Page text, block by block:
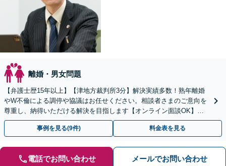
離婚・男女問題
【弁護士歴15年以上】【津地方裁判所3分】解決実績多数！熟年離婚
やW不倫による調停や協議はお任せください。相談者さまのご意向を
尊重し、納得いただける解決を目指します【オンライン面談OK】
【お子さま連れの相談可】
事例を見る(9件) 料金表を見る
電話でお問い合わせ メールでお問い合わせ